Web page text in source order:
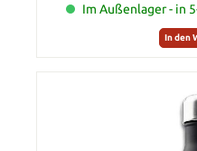
Im Außenlager - in
In den